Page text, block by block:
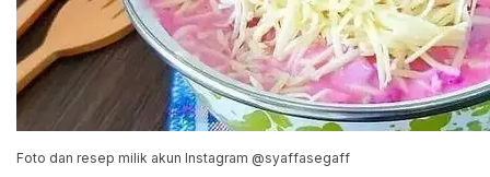
Foto dan resep milik akun Instagram @syaffasegaff